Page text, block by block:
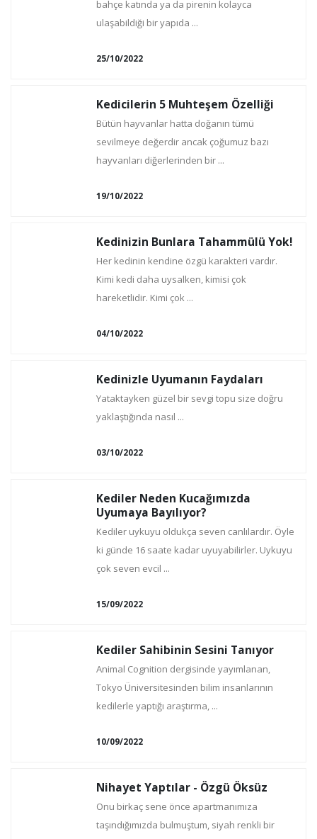
bahçe katında ya da pirenin kolayca
ulaşabildiği bir yapıda ...
25/10/2022
Kedicilerin 5 Muhteşem Özelliği
Bütün hayvanlar hatta doğanın tümü
sevilmeye değerdir ancak çoğumuz bazı
hayvanları diğerlerinden bir ...
19/10/2022
Kedinizin Bunlara Tahammülü Yok!
Her kedinin kendine özgü karakteri vardır.
Kimi kedi daha uysalken, kimisi çok
hareketlidir. Kimi çok ...
04/10/2022
Kedinizle Uyumanın Faydaları
Yataktayken güzel bir sevgi topu size doğru
yaklaştığında nasıl ...
03/10/2022
Kediler Neden Kucağımızda
Uyumaya Bayılıyor?
Kediler uykuyu oldukça seven canlılardır. Öyle
ki günde 16 saate kadar uyuyabilirler. Uykuyu
çok seven evcil ...
15/09/2022
Kediler Sahibinin Sesini Tanıyor
Animal Cognition dergisinde yayımlanan,
Tokyo Üniversitesinden bilim insanlarının
kedilerle yaptığı araştırma, ...
10/09/2022
Nihayet Yaptılar - Özgü Öksüz
Onu birkaç sene önce apartmanımıza
taşındığımızda bulmuştum, siyah renkli bir